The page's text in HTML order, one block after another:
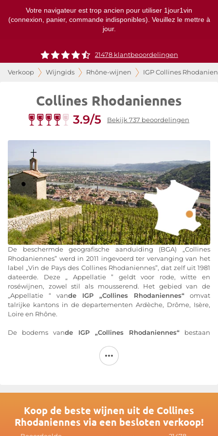
Votre navigateur est trop ancien pour utiliser 1jour1vin
(connexion, panier, commande indisponibles). Veuillez le mettre à
jour.
21478 klantbeoordelingen
Verkoop Wijngids Rhône-wijnen IGP Collines
Collines Rhodaniennes
3.9/5 Bekijk 737 beoordelingen
De beschermde geografische aanduiding (BGA) „Collines
Rhodaniennes” werd in 2011 ingevoerd ter vervanging van het
label „Vin de Pays des Collines Rhodaniennes”, dat zelf uit 1981
dateerde. Deze „ Appellatie ” geldt voor rode, witte en
roséwijnen, zowel stil als mousserend. Het gebied van de
„Appellatie “ vande IGP „Collines Rhodaniennes“ omvat
talrijke kantons in de departementen Ardèche, Drôme, Isère,
Loire en Rhône.
De bodems vande IGP „Collines Rhodaniennes“ bestaan
te slaan draagt bij aan een goede rijping van de druiven. Het
klimaat is van het semi-continentale type, met afwisselende
wijngaarden in de Collines Rhodaniennes. De rode wijnen
worden voornamelijk gemaakt van syrah, gamay en merlot. De
rode wijnen uit de Collines Rhodaniennes zijn vol, diep en
hebben uitgesproken minerale tonen, vergezeld van aroma’s
Koop de beste wijnen uit de Collines
Rhodaniennes via een besloten verkoop!